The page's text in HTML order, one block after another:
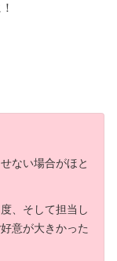
ない場合がほと
、そして担当し
意が大きかった